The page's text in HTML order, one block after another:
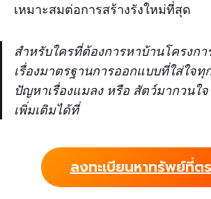
เหมาะสมต่อการสร้างรังใหม่ที่สุด
สำหรับใครที่ต้องการหาบ้านโครงก
เรื่องมาตรฐานการออกแบบที่ใส่ใจ
ปัญหาเรื่องแมลง หรือ สัตว์มากวนใ
เพิ่มเติมได้ที่
ลงทะเบียนหาทรัพย์ที่ต